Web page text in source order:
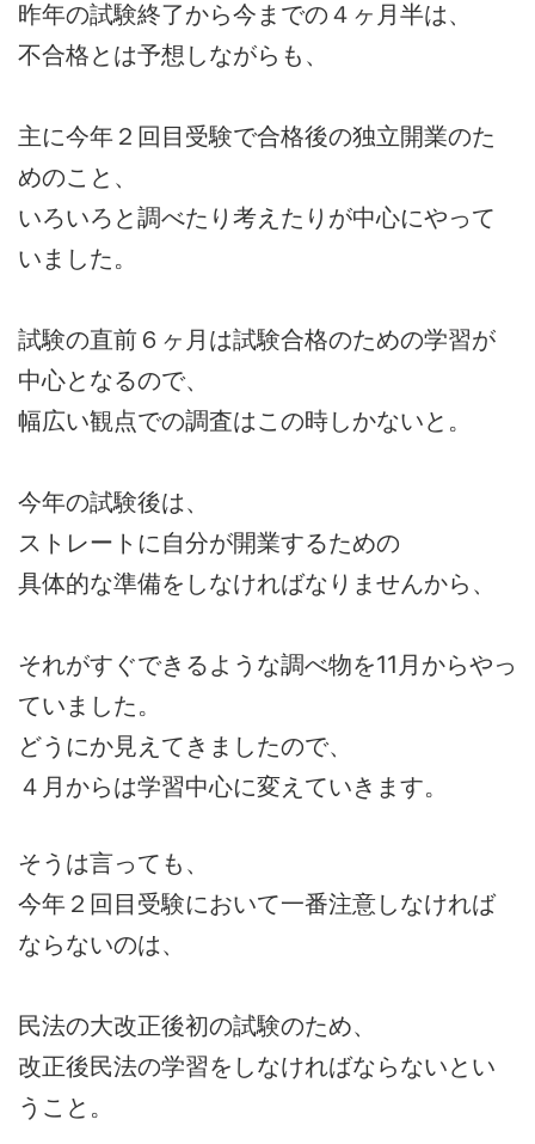
昨年の試験終了から今までの４ヶ月半は、
不合格とは予想しながらも、
主に今年２回目受験で合格後の独立開業のた
めのこと、
いろいろと調べたり考えたりが中心にやって
いました。
試験の直前６ヶ月は試験合格のための学習が
中心となるので、
幅広い観点での調査はこの時しかないと。
今年の試験後は、
ストレートに自分が開業するための
具体的な準備をしなければなりませんから、
それがすぐできるような調べ物を11月からやっ
ていました。
どうにか見えてきましたので、
４月からは学習中心に変えていきます。
そうは言っても、
今年２回目受験において一番注意しなければ
ならないのは、
民法の大改正後初の試験のため、
改正後民法の学習をしなければならないとい
うこと。